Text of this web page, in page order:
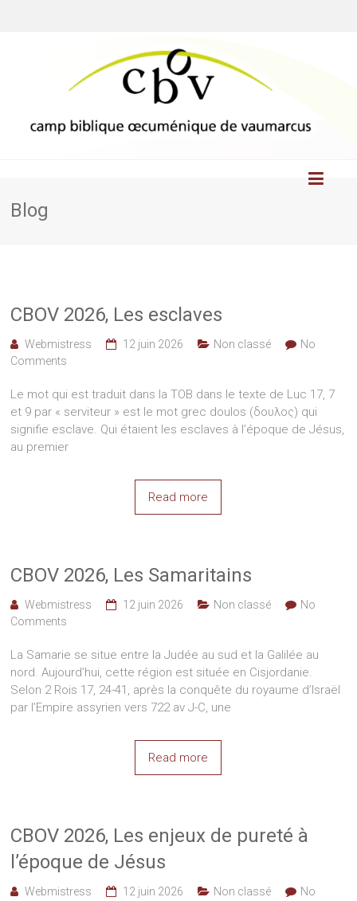
Blog
CBOV 2026, Les esclaves
Webmistress 12 juin 2026 Non classé
No
Comments
Le mot qui est traduit dans la TOB dans le texte de Luc 17, 7
et 9 par « serviteur » est le mot grec doulos (δουλος) qui
signifie esclave. Qui étaient les esclaves à l’époque de Jésus,
au premier
Read more
CBOV 2026, Les Samaritains
Webmistress 12 juin 2026 Non classé
No
Comments
La Samarie se situe entre la Judée au sud et la Galilée au
nord. Aujourd’hui, cette région est située en Cisjordanie.
Selon 2 Rois 17, 24-41, après la conquête du royaume d’Israël
par l’Empire assyrien vers 722 av J-C, une
Read more
CBOV 2026, Les enjeux de pureté à
l’époque de Jésus
Webmistress 12 juin 2026 Non classé
No